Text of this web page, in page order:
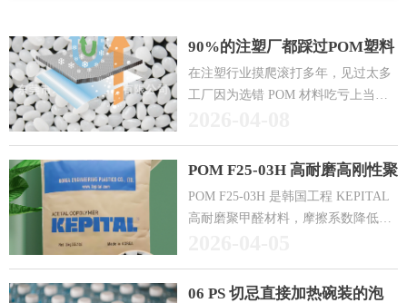
90%的注塑厂都踩过POM塑料
选材的8个坑
在注塑行业摸爬滚打多年，见过太多
工厂因为选错 POM 材料吃亏上当。
料，产品用三个月就开裂；还有的被
销售忽悠，买了性能过剩的材料，白
白多花冤枉钱。
POM F25-03H 高耐磨高刚性聚
甲醛_韩国工程塑料华南授权代
理_瑞元工程塑料
POM F25-03H 是韩国工程 KEPITAL
高耐磨聚甲醛材料，摩擦系数降低
货 20 吨 +，当日发货。
06 PS 切忌直接加热碗装的泡